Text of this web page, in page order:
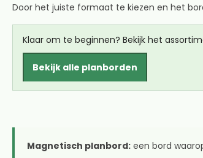
Door het juiste formaat te kiezen en het
Klaar om te beginnen? Bekijk het
Bekijk alle planborden
Magnetisch planbord: een bord